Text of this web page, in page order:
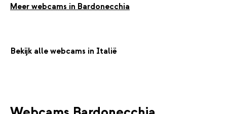
Meer webcams in Bardonecchia
Bekijk alle webcams in Italië